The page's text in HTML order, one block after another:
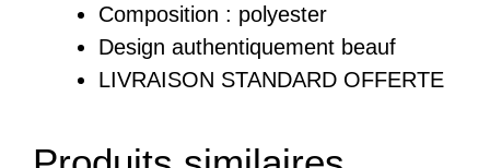
Composition : polyester
Design authentiquement beauf
LIVRAISON STANDARD OFFERTE